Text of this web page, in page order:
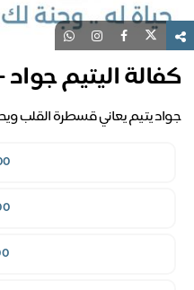
كفالة اليتيم جواد -
جواد يتيم يعاني قسطرة القلب ويحتاج